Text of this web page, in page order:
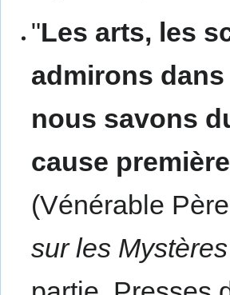
navigation
recherche
"Les arts, les
admirons
nous savons
cause
(Vénérable
sur les